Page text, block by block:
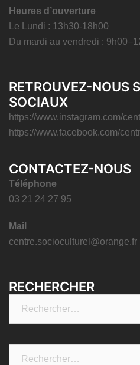
Heures d’ouverture
Le Lundi : 13h30-18h00
Du mardi au vendredi :
RETROUVEZ-NOUS
SOCIAUX
https://www.instagram.com/
https://www.facebook.com/
CONTACTEZ-NOUS
Téléphone
03 21 24 27 95
Mail
centre.socioculturel@orange.fr
RECHERCHER